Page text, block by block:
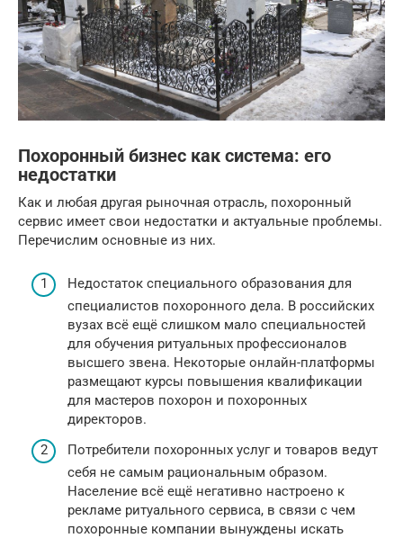
Похоронный бизнес как система: его
недостатки
Как и любая другая рыночная отрасль, похоронный
сервис имеет свои недостатки и актуальные проблемы.
Перечислим основные из них.
Недостаток специального образования для
специалистов похоронного дела. В российских
вузах всё ещё слишком мало специальностей
для обучения ритуальных профессионалов
высшего звена. Некоторые онлайн-платформы
размещают курсы повышения квалификации
для мастеров похорон и похоронных
директоров.
Потребители похоронных услуг и товаров ведут
себя не самым рациональным образом.
Население всё ещё негативно настроено к
рекламе ритуального сервиса, в связи с чем
похоронные компании вынуждены искать